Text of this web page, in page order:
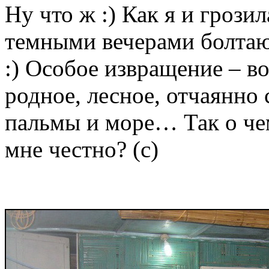
Ну что ж :) Как я и
темными вечерами
:) Особое извращение –
родное, лесное,
пальмы и море… Так о
мне честно? (с)